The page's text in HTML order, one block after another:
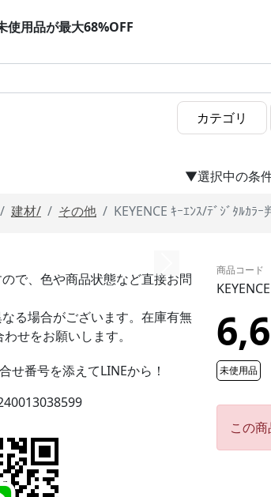
使用品が最大68%OFF
▼選択中の条
建材/ その他 KEYENCE ｷｰｴﾝｽ/ﾃﾞｼﾞﾀﾙｶﾗ
で、色や商品状態など直接お問
る場合がございます。在庫有無
せをお願いします。
せ番号を添えてLINEから！
商品コー
未使用品
この商